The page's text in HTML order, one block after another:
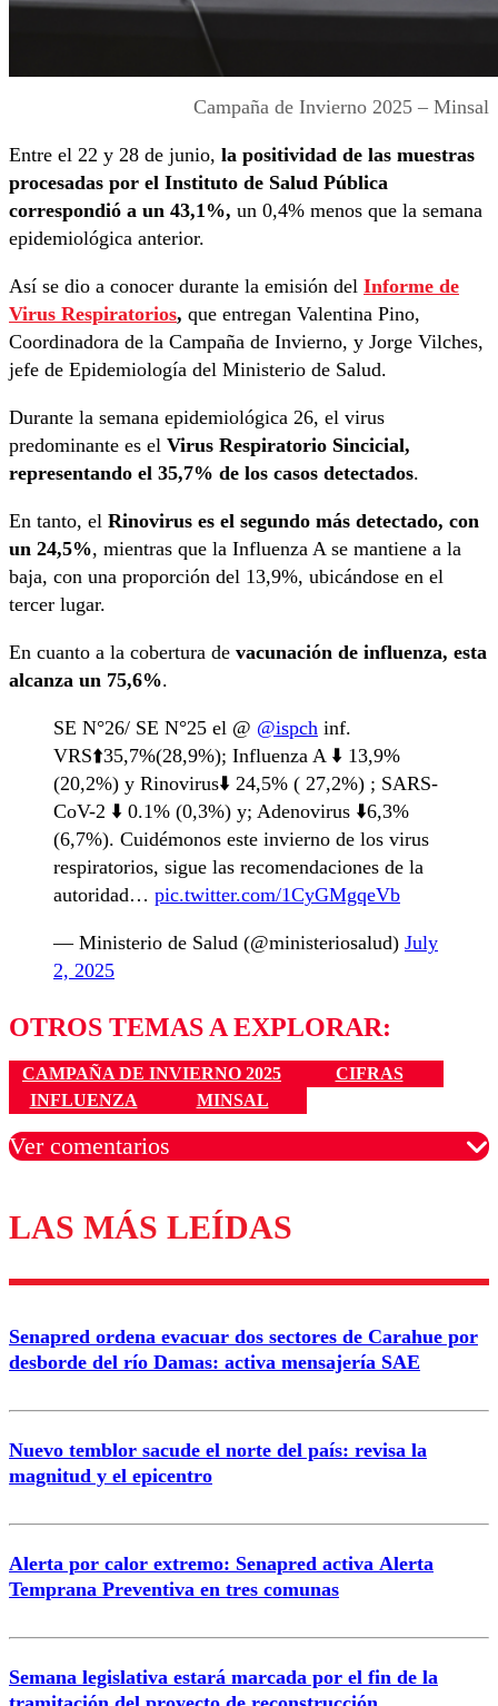
Campaña de Invierno 2025 – Minsal
Entre el 22 y 28 de junio, la positividad de las muestras
procesadas por el Instituto de Salud Pública
correspondió a un 43,1%, un 0,4% menos que la semana
epidemiológica anterior.
Así se dio a conocer durante la emisión del Informe de
Virus Respiratorios, que entregan Valentina Pino,
Coordinadora de la Campaña de Invierno, y Jorge Vilches,
jefe de Epidemiología del Ministerio de Salud.
Durante la semana epidemiológica 26, el virus
predominante es el Virus Respiratorio Sincicial,
representando el 35,7% de los casos detectados.
En tanto, el Rinovirus es el segundo más detectado, con
un 24,5%, mientras que la Influenza A se mantiene a la
baja, con una proporción del 13,9%, ubicándose en el
tercer lugar.
En cuanto a la cobertura de vacunación de influenza, esta
alcanza un 75,6%.
SE N°26/ SE N°25 el @ @ispch inf.
VRS⬆️35,7%(28,9%); Influenza A ⬇️ 13,9%
(20,2%) y Rinovirus⬇️ 24,5% ( 27,2%) ; SARS-
CoV-2 ⬇️ 0.1% (0,3%) y; Adenovirus ⬇️6,3%
(6,7%). Cuidémonos este invierno de los virus
respiratorios, sigue las recomendaciones de la
autoridad… pic.twitter.com/1CyGMgqeVb
— Ministerio de Salud (@ministeriosalud) July
2, 2025
OTROS TEMAS A EXPLORAR:
CAMPAÑA DE INVIERNO 2025
CIFRAS
INFLUENZA
MINSAL
Ver comentarios
Los comentarios son moderados para garantizar un
diálogo respetuoso.
Nombre
Correo
LAS MÁS LEÍDAS
Senapred ordena evacuar dos sectores de Carahue por
desborde del río Damas: activa mensajería SAE
Nuevo temblor sacude el norte del país: revisa la
magnitud y el epicentro
Alerta por calor extremo: Senapred activa Alerta
Temprana Preventiva en tres comunas
Semana legislativa estará marcada por el fin de la